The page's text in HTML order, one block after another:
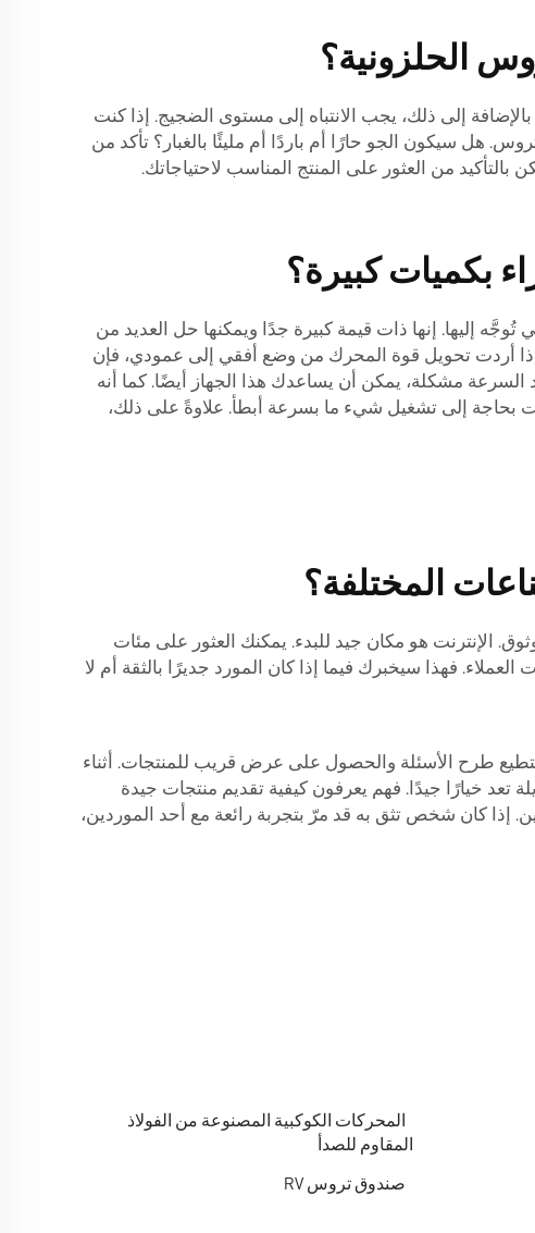
الحلزونية؟
إلى ذلك، يجب الانتباه إلى مستوى الضجيج. إذا كنت
هل سيكون الجو حارًا أم باردًا أم مليئًا بالغبار؟ تأكد من
من العثور على المنتج المناسب لاحتياجاتك.
بكميات كبيرة؟
إليها. إنها ذات قيمة كبيرة جدًا ويمكنها حل العديد من
إذا أردت تحويل قوة المحرك من وضع أفقي إلى عمودي، فإن
السرعة مشكلة، يمكن أن يساعدك هذا الجهاز أيضًا. كما أنه
بحاجة إلى تشغيل شيء ما بسرعة أبطأ. علاوةً على ذلك،
المختلفة؟
الإنترنت هو مكان جيد للبدء. يمكنك العثور على مئات
فهذا سيخبرك فيما إذا كان المورد جديرًا بالثقة أم لا
طرح الأسئلة والحصول على عرض قريب للمنتجات. أثناء
خيارًا جيدًا. فهم يعرفون كيفية تقديم منتجات جيدة
إذا كان شخص تثق به قد مرّ بتجربة رائعة مع أحد الموردين،
المحركات الكوكبية المصنوعة من الفولاذ
المقاوم للصدأ
صندوق تروس RV